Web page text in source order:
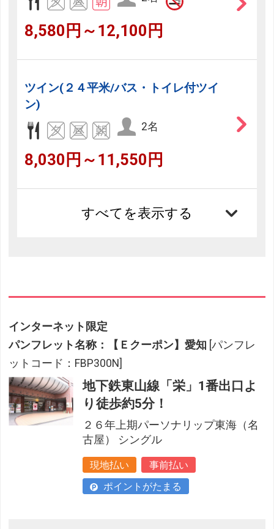
8,580円～12,100円
ツイン(２４平米/バス・トイレ付ツイ
ン)
2名
8,030円～11,550円
すべてを表示する
インターネット限定
パンフレット名称：【Ｅクーポン】愛知 [パンフレ
ットコード：FBP300N]
地下鉄東山線「栄」1番出口よ
り徒歩約5分！
２６年上期パーソナリップ東海（名
古屋） シングル
現地払い
事前払い
ポイントがたまる